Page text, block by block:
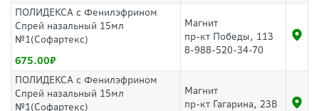
ПОЛИДЕКСА с Фенилэфрином
Спрей назальный 15мл
№1(Софартекс)
675.00
Магнит
пр-кт Победы, 113
8-988-520-34-70
ПОЛИДЕКСА с Фенилэфрином
Спрей назальный 15мл
№1(Софартекс)
Магнит
пр-кт Гагарина, 23В